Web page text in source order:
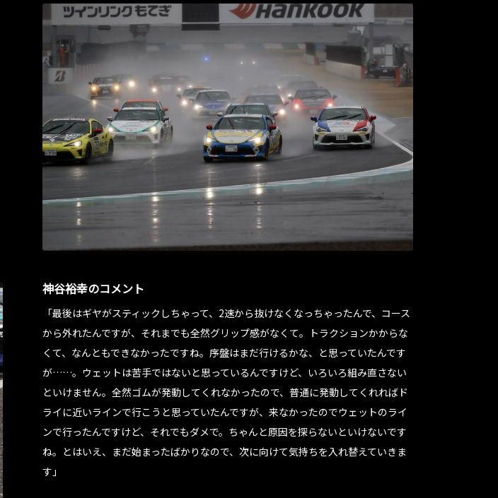
神谷裕幸のコメント
「最後はギヤがスティックしちゃって、2速から抜けなくなっちゃったんで、コース
から外れたんですが、それまでも全然グリップ感がなくて。トラクションかからな
くて、なんともできなかったですね。序盤はまだ行けるかな、と思っていたんです
が……。ウェットは苦手ではないと思っているんですけど、いろいろ組み直さない
といけません。全然ゴムが発動してくれなかったので、普通に発動してくれればド
ライに近いラインで行こうと思っていたんですが、来なかったのでウェットのライ
ンで行ったんですけど、それでもダメで。ちゃんと原因を探らないといけないです
ね。とはいえ、まだ始まったばかりなので、次に向けて気持ちを入れ替えていきま
す」